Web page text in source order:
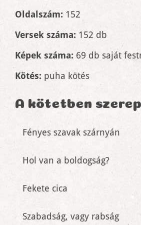
Oldalszám: 152
Versek száma: 152 db
Képek száma: 69 db saját
Kötés: puha kötés
A kötetben
Fényes szavak szárnyán
Hol van a boldogság?
Fekete cica
Szabadság, vagy rabság